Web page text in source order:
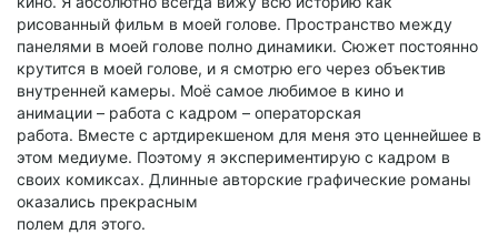
рисованный фильм в моей голове. Пространство между
панелями в моей голове полно динамики. Сюжет постоянно
крутится в моей голове, и я смотрю его через объектив
внутренней камеры. Моё самое любимое в кино и
анимации – работа с кадром – операторская
работа. Вместе с артдирекшеном для меня это ценнейшее в
этом медиуме. Поэтому я экспериментирую с кадром в
своих комиксах. Длинные авторские графические романы
оказались прекрасным
полем для этого.